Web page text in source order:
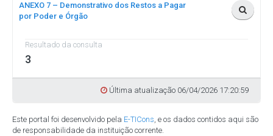
ANEXO 7 – Demonstrativo dos Restos a Pagar
por Poder e Órgão
Resultado da consulta
3
Última atualização 06/04/2026 17:20:59
Este portal foi desenvolvido pela E-TICons, e os dados contidos aqui são
de responsabilidade da instituição corrente.